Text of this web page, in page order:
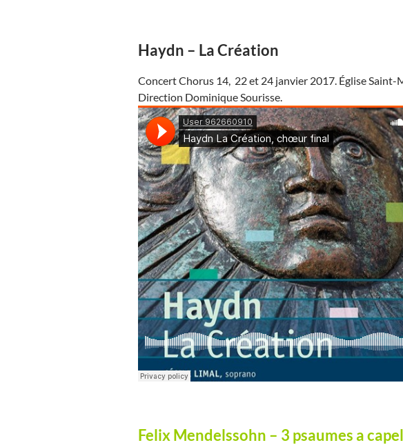
Haydn – La Création
Concert Chorus 14, 22 et 24 janvier 2017. Église Saint-
Direction Dominique Sourisse.
Felix Mendelssohn – 3 psaumes a